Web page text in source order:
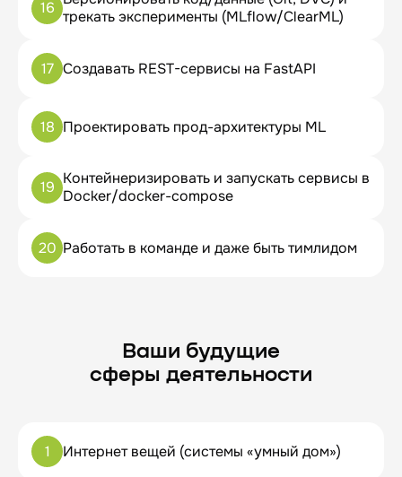
16 трекать эксперименты (MLflow/ClearML)
17 Создавать REST-сервисы на FastAPI
18 Проектировать прод-архитектуры ML
19 Контейнеризировать и запускать сервисы в
Docker/docker-compose
20 Работать в команде и даже быть тимлидом
Ваши будущие
сферы деятельности
1 Интернет вещей (системы «умный дом»)